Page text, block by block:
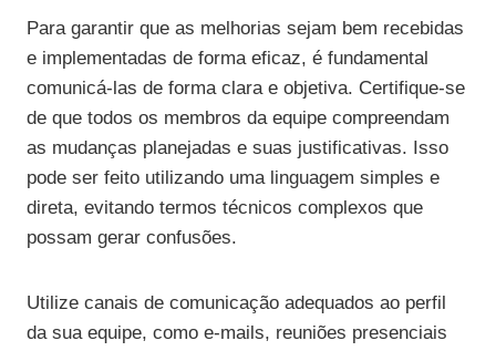
Para garantir que as melhorias sejam bem recebidas
e implementadas de forma eficaz, é fundamental
comunicá-las de forma clara e objetiva. Certifique-se
de que todos os membros da equipe compreendam
as mudanças planejadas e suas justificativas. Isso
pode ser feito utilizando uma linguagem simples e
direta, evitando termos técnicos complexos que
possam gerar confusões.
Utilize canais de comunicação adequados ao perfil
da sua equipe, como e-mails, reuniões presenciais